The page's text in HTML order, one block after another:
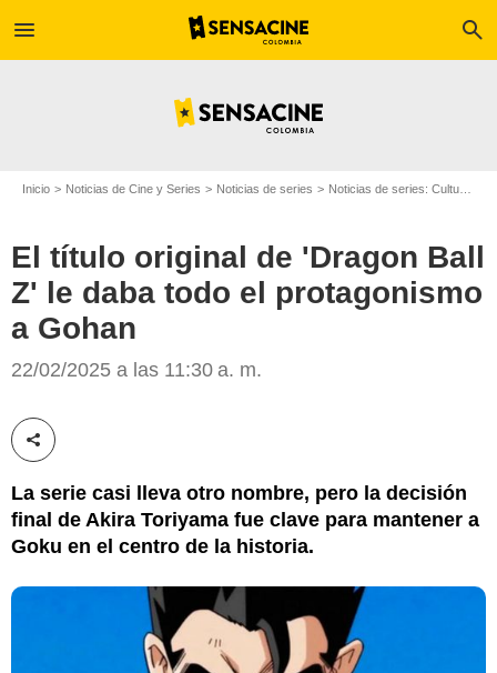
menu search
Inicio Noticias de Cine y Series Noticias de series Noticias de series: Cultura Series
El título original de 'Dragon Ball
Z' le daba todo el protagonismo
a Gohan
22/02/2025 a las 11:30 a. m.
Compartir esta noticia
La serie casi lleva otro nombre, pero la decisión
final de Akira Toriyama fue clave para mantener a
Goku en el centro de la historia.
Crunchyroll